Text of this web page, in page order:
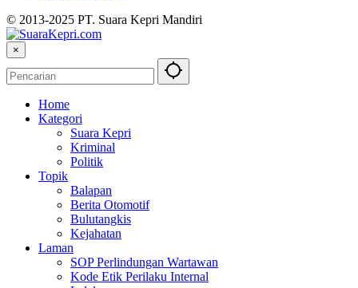
© 2013-2025 PT. Suara Kepri Mandiri
×
Home
Kategori
Suara Kepri
Kriminal
Politik
Topik
Balapan
Berita Otomotif
Bulutangkis
Kejahatan
Laman
SOP Perlindungan Wartawan
Kode Etik Perilaku Internal